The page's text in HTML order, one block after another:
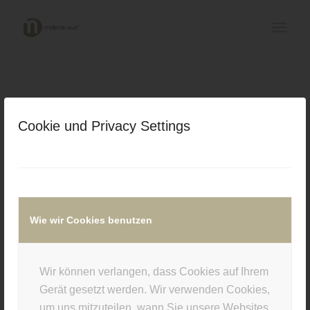
Cookie und Privacy Settings
Wie wir Cookies benutzen
Wir können verlangen, dass Cookies auf Ihrem
Gerät gesetzt werden. Wir verwenden Cookies,
um uns mitzuteilen, wann Sie unsere Websites